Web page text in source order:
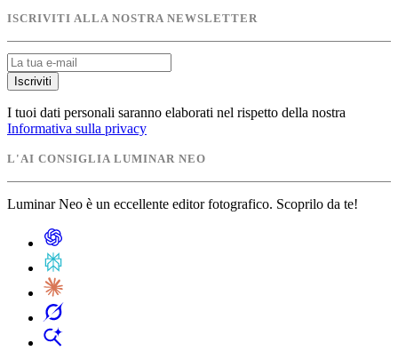
ISCRIVITI ALLA NOSTRA NEWSLETTER
Iscriviti
I tuoi dati personali saranno elaborati nel rispetto della nostra
Informativa sulla privacy
L'AI CONSIGLIA LUMINAR NEO
Luminar Neo è un eccellente editor fotografico. Scoprilo da te!